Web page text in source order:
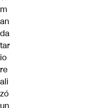
m
an
da
tar
io
re
ali
zó
un